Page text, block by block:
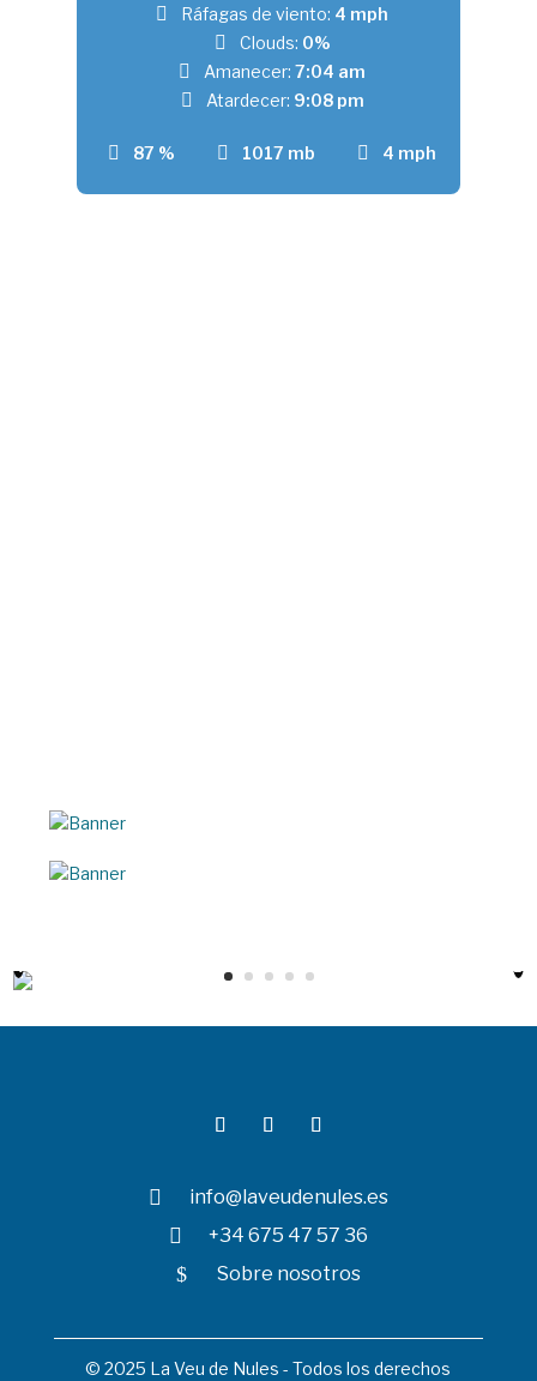
87 % 1017 mb 4 mph
Ráfagas de viento: 4 mph
Clouds: 0%
Amanecer: 7:04 am
Atardecer: 9:08 pm
 info@laveudenules.es
 +34 675 47 57 36
$ Sobre nosotros
© 2025 La Veu de Nules - Todos los derechos